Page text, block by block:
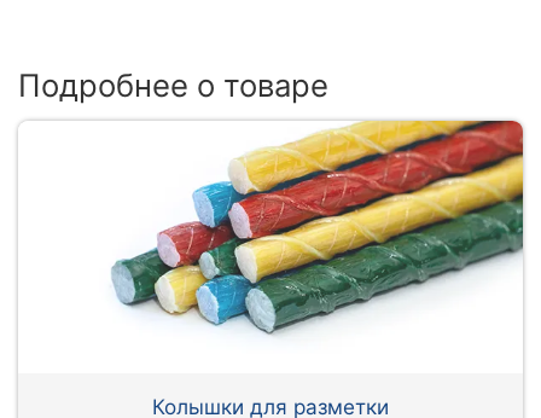
Подробнее о товаре
Колышки для разметки